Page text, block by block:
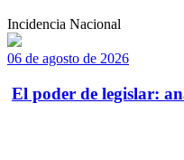
Incidencia Nacional
06 de agosto de 2026
El poder de legislar: